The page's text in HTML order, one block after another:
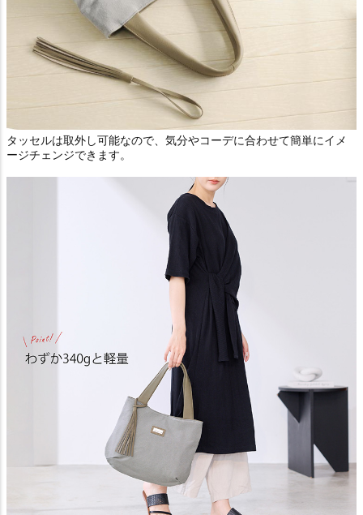
タッセルは取外し可能なので、気分やコーデに合わせて簡単にイメ
ージチェンジできます。